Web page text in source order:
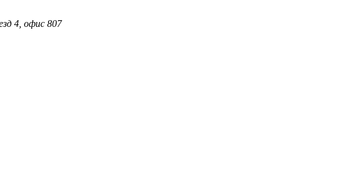
4, офис 807